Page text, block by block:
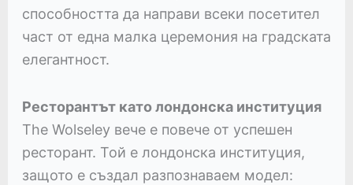
способността да направи всеки посетител
част от една малка церемония на градската
елегантност.
Ресторантът като лондонска институция
The Wolseley вече е повече от успешен
ресторант. Той е лондонска институция,
защото е създал разпознаваем модел: